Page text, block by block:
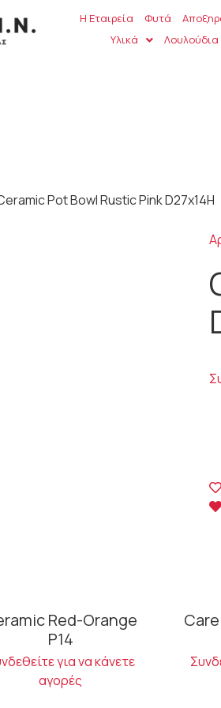
Η Εταιρεία Φυτά
Υλικά
Λουλούδια
Pot Bowl Rustic Pink D27x14H
Red-Orange
P14
για να κάνετε
αγορές